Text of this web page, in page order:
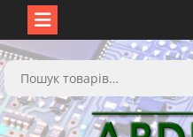
Перейти
до
вмісту
Шукати: